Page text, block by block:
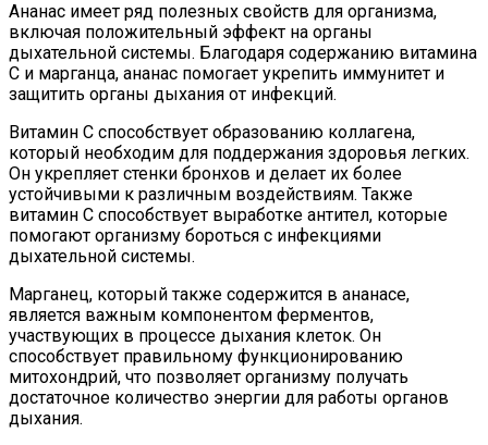
Ананас имеет ряд полезных свойств для организма,
включая положительный эффект на органы
дыхательной системы. Благодаря содержанию витамина
C и марганца, ананас помогает укрепить иммунитет и
защитить органы дыхания от инфекций.
Витамин C способствует образованию коллагена,
который необходим для поддержания здоровья легких.
Он укрепляет стенки бронхов и делает их более
устойчивыми к различным воздействиям. Также
витамин C способствует выработке антител, которые
помогают организму бороться с инфекциями
дыхательной системы.
Марганец, который также содержится в ананасе,
является важным компонентом ферментов,
участвующих в процессе дыхания клеток. Он
способствует правильному функционированию
митохондрий, что позволяет организму получать
достаточное количество энергии для работы органов
дыхания.